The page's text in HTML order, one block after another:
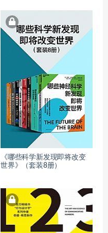
《哪些科学新发现即将改变
世界》（套装8册）